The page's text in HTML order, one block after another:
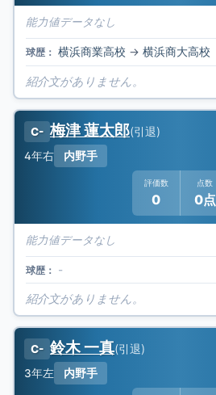
能力値データなし
球歴： 横浜商業高校 → 横浜商大高校
紹介文がありません。
C- 梅津 蓮太郎(引退)
4年右 内野手
評価数
0
点数
0点
能力値データなし
球歴： -
紹介文がありません。
C- 鈴木 一真(引退)
3年左 内野手